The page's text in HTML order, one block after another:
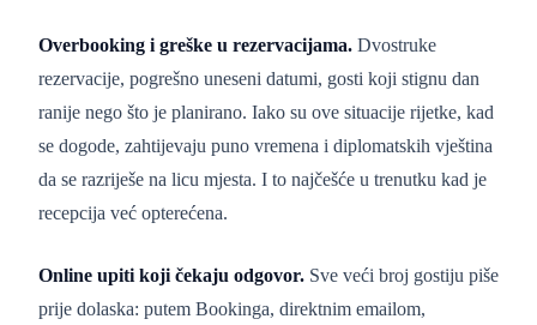
Overbooking i greške u rezervacijama. Dvostruke
rezervacije, pogrešno uneseni datumi, gosti koji stignu dan
ranije nego što je planirano. Iako su ove situacije rijetke, kad
se dogode, zahtijevaju puno vremena i diplomatskih vještina
da se razriješe na licu mjesta. I to najčešće u trenutku kad je
recepcija već opterećena.
Online upiti koji čekaju odgovor. Sve veći broj gostiju piše
prije dolaska: putem Bookinga, direktnim emailom,